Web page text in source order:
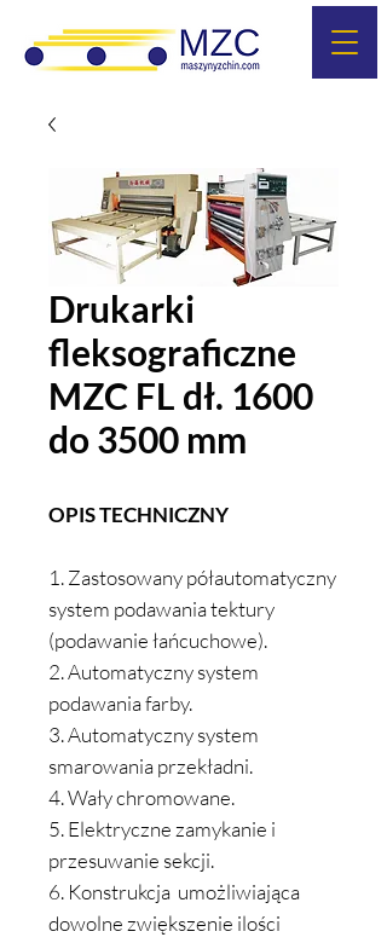
Drukarki
fleksograficzne
MZC FL dł. 1600
do 3500 mm
OPIS TECHNICZNY
1. Zastosowany półautomatyczny
system podawania tektury
(podawanie łańcuchowe).
2. Automatyczny system
podawania farby.
3. Automatyczny system
smarowania przekładni.
4. Wały chromowane.
5. Elektryczne zamykanie i
przesuwanie sekcji.
6. Konstrukcja umożliwiająca
dowolne zwiększenie ilości